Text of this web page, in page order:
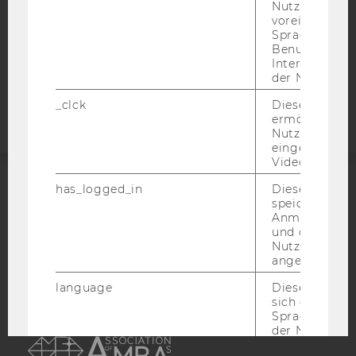
STUDIENBEWERBER*INNEN UND STUDIERENDE
Barrierefreiheitserklärung
Webseite
ACCREDITED BY:
Nutzer*in, zB.
Sprache,
der Nutzer*in
_clck
Dieses Cookie
ermöglicht
Nutzung des
Video Players
has_logged_in
Dieses Cookie
speichert
und ob sich
Nutzer*in
angemeldet
language
Dieses
sich die
der